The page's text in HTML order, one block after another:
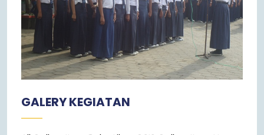
GALERY KEGIATAN